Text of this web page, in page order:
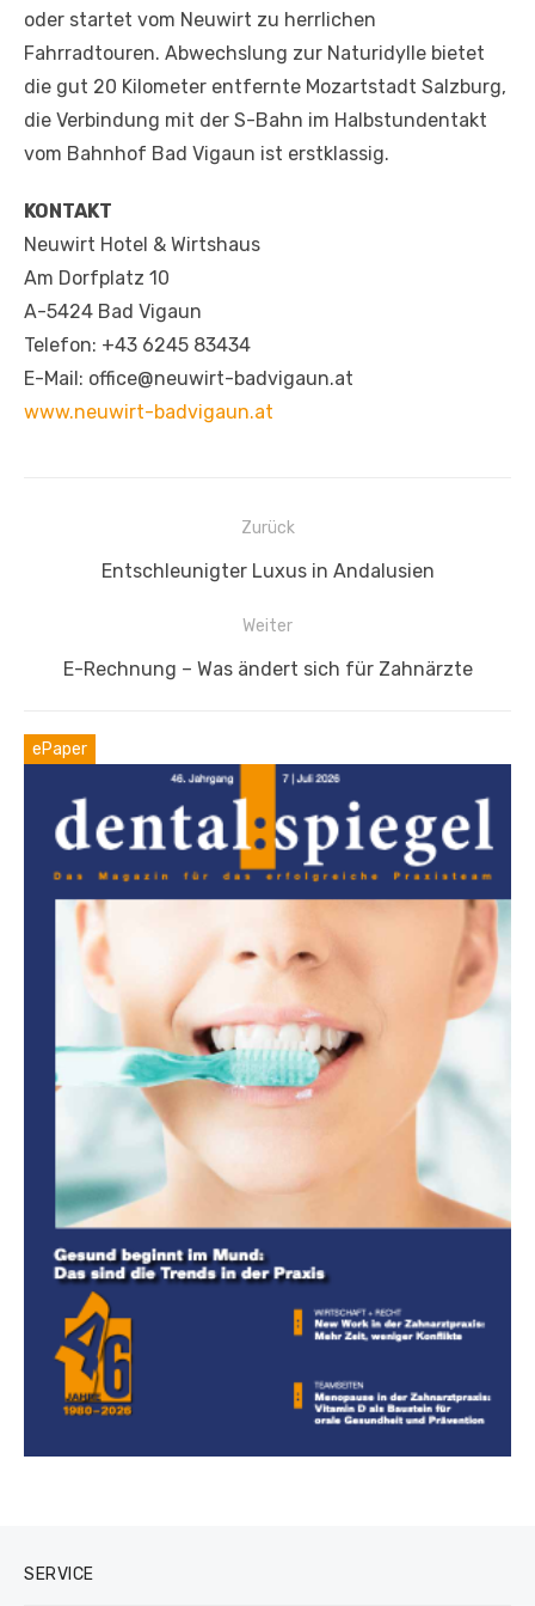
oder startet vom Neuwirt zu herrlichen
Fahrradtouren. Abwechslung zur Naturidylle bietet
die gut 20 Kilometer entfernte Mozartstadt Salzburg,
die Verbindung mit der S-Bahn im Halbstundentakt
vom Bahnhof Bad Vigaun ist erstklassig.
KONTAKT
Neuwirt Hotel & Wirtshaus
Am Dorfplatz 10
A-5424 Bad Vigaun
Telefon: +43 6245 83434
E-Mail: office@neuwirt-badvigaun.at
www.neuwirt-badvigaun.at
Beitragsnavigation
Zurück
Vorheriger
Entschleunigter Luxus in Andalusien
Weiter
Nächster
E-Rechnung – Was ändert sich für Zahnärzte
ePaper
SERVICE